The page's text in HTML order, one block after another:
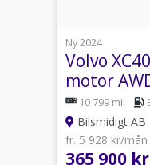
Ny 2024
Volvo
motor
Moms
10 799 mil
Bilsmidigt AB
fr. 5 928 kr/mån
365 900 kr